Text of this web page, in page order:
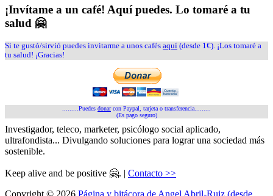
¡Invítame a un café! Aquí puedes. Lo tomaré a tu
salud 🤗
Si te gustó/sirvió puedes invitarme a unos cafés aquí (desde 1€). ¡Los tomaré a
tu salud! ¡Gracias!
.........Puedes donarcon Paypal, tarjeta o transferencia.........
(Es pago seguro)
Investigador, teleco, marketer, psicólogo social aplicado,
ultrafondista... Divulgando soluciones para lograr una sociedad más
sostenible.
Keep alive and be positive 🤗. | Contacto >>